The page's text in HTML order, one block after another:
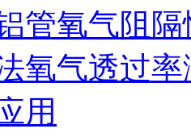
管氧气阻
氧气透过
用